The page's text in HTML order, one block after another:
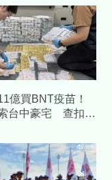
億買BNT疫苗！
台中豪宅 查扣逾